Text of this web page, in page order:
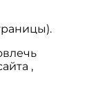
,